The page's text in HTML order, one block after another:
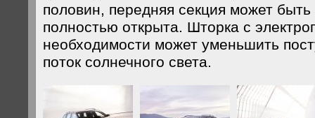
половин, передняя секция может
полностью открыта. Шторка с
необходимости может уменьшить
поток солнечного света.